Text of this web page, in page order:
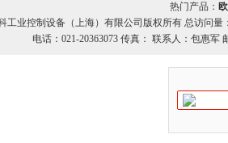
热门产品：
工业控制设备（上海）有限公司版权所有 总访问量
电话：021-20363073 传真： 联系人：包惠军